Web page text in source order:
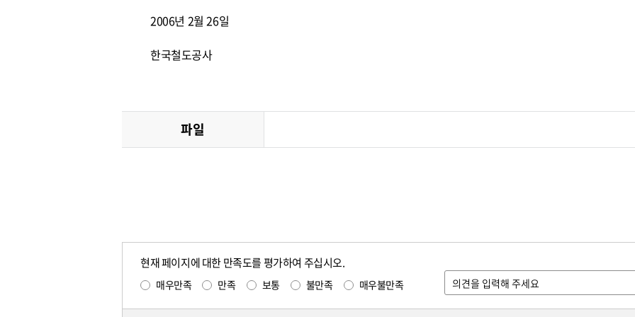
2006년 2월 26일
한국철도공사
파일
현재 페이지에 대한 만족도를 평가하여 주십시오.
매우만족 만족 보통 불만족 매우불만족